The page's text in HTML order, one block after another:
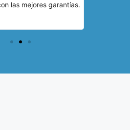
las mejores garantías.